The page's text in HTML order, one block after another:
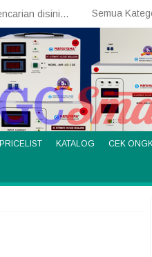
PRICELIST KATALOG CEK